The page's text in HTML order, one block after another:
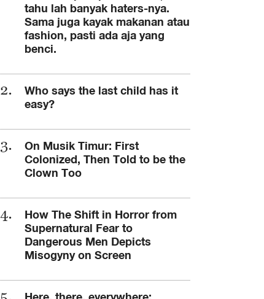
tahu lah banyak haters-nya.
Sama juga kayak makanan atau
fashion, pasti ada aja yang
benci.
Who says the last child has it
easy?
On Musik Timur: First
Colonized, Then Told to be the
Clown Too
How The Shift in Horror from
Supernatural Fear to
Dangerous Men Depicts
Misogyny on Screen